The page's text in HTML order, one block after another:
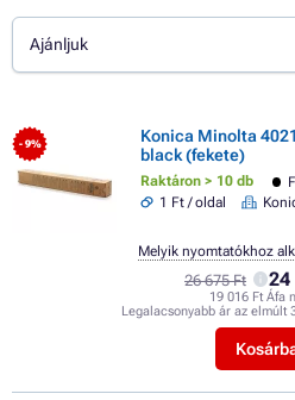
Ajánljuk
- 9%
Konica Minolta
black (fekete)
Raktáron > 10 db
1 Ft / oldal
26 675 Ft 24
19 016 Ft Áfa
Legalacsonyabb ár az elmúlt
Melyik nyomtatókhoz